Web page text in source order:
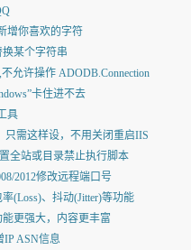
增你喜欢的字符
某个字符串
允许操作 ADODB.Connection
卡住进不去
具
只需这样设，不用关闭重启IIS
全站或目录禁止执行脚本
2012修改远程端口号
(Loss)、抖动(Jitter)等功能
能更强大，内容更丰富
IP ASN信息